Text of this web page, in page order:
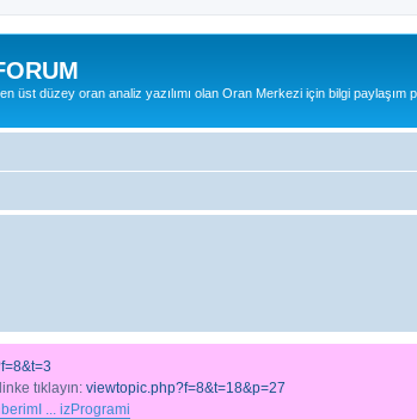
üst düzey oran analiz yazılımı olan Oran Merkezi için bilgi paylaşım
tıklayın: viewtopic.php?f=8&t=18&p=27
... izProgrami